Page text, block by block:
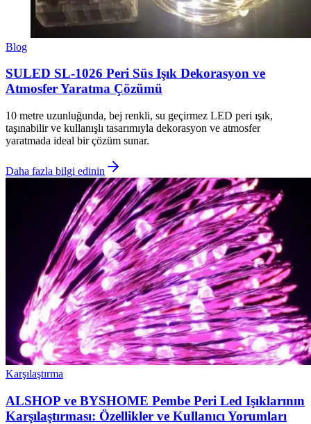
Blog
SULED SL-1026 Peri Süs Işık Dekorasyon ve
Atmosfer Yaratma Çözümü
10 metre uzunluğunda, bej renkli, su geçirmez LED peri ışık,
taşınabilir ve kullanışlı tasarımıyla dekorasyon ve atmosfer
yaratmada ideal bir çözüm sunar.
Daha fazla bilgi edinin
Karşılaştırma
ALSHOP ve BYSHOME Pembe Peri Led Işıklarının
Karşılaştırması: Özellikler ve Kullanıcı Yorumları